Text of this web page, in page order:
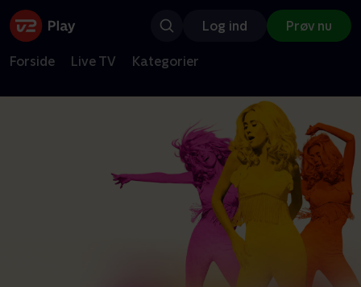
Log ind Prøv nu
Forside Live TV Kategorier